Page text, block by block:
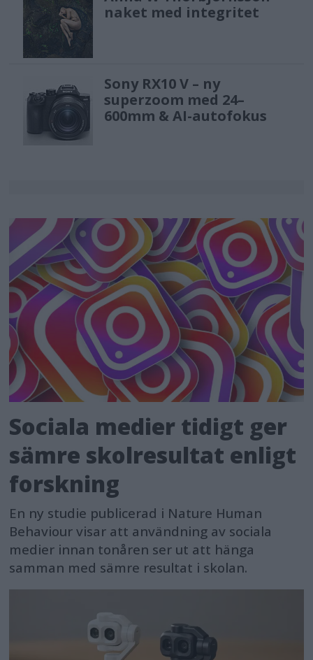
naket med integritet
Sony RX10 V – ny
superzoom med 24–
600mm & AI-autofokus
Sociala medier tidigt ger
sämre skolresultat enligt
forskning
En ny studie publicerad i Nature Human
Behaviour visar att användning av sociala
medier innan tonåren ser ut att hänga
samman med sämre resultat i skolan.